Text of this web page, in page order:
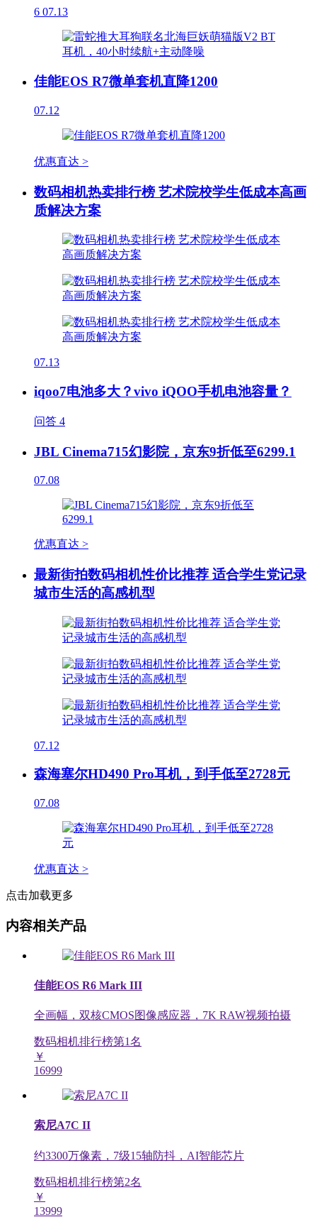
6 07.13
佳能EOS R7微单套机直降1200
07.12
优惠直达 >
数码相机热卖排行榜 艺术院校学生低成本高画
质解决方案
07.13
iqoo7电池多大？vivo iQOO手机电池容量？
问答 4
JBL Cinema715幻影院，京东9折低至6299.1
07.08
优惠直达 >
最新街拍数码相机性价比推荐 适合学生党记录
城市生活的高感机型
07.12
森海塞尔HD490 Pro耳机，到手低至2728元
07.08
优惠直达 >
点击加载更多
内容相关产品
佳能EOS R6 Mark III
全画幅，双核CMOS图像感应器，7K RAW视频拍摄
数码相机排行榜第1名
￥
16999
索尼A7C II
约3300万像素，7级15轴防抖，AI智能芯片
数码相机排行榜第2名
￥
13999